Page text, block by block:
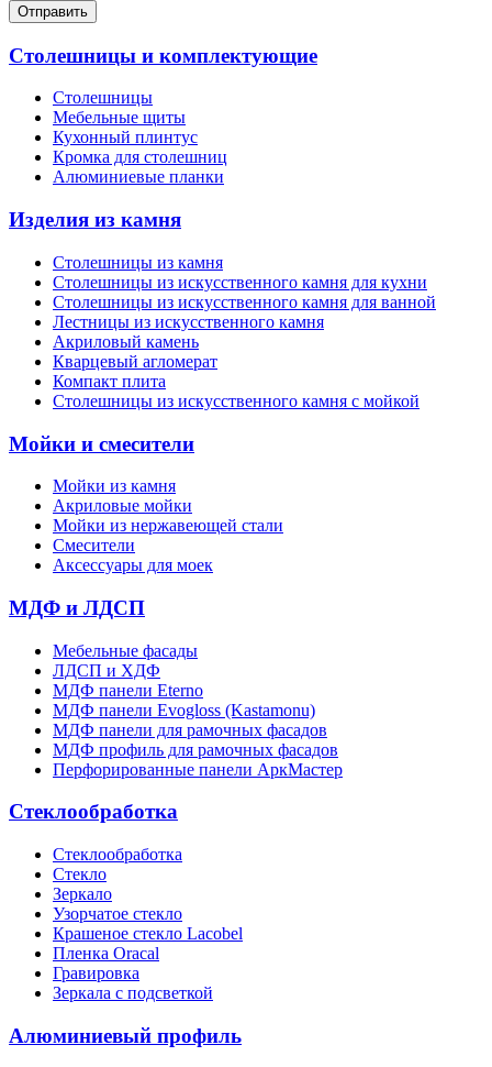
Отправить
Столешницы и комплектующие
Столешницы
Мебельные щиты
Кухонный плинтус
Кромка для столешниц
Алюминиевые планки
Изделия из камня
Столешницы из камня
Cтолешницы из искусственного камня для кухни
Cтолешницы из искусственного камня для ванной
Лестницы из искусственного камня
Акриловый камень
Кварцевый агломерат
Компакт плита
Столешницы из искусственного камня с мойкой
Мойки и смесители
Мойки из камня
Акриловые мойки
Мойки из нержавеющей стали
Смесители
Аксессуары для моек
МДФ и ЛДСП
Мебельные фасады
ЛДСП и ХДФ
МДФ панели Eterno
МДФ панели Evogloss (Kastamonu)
МДФ панели для рамочных фасадов
МДФ профиль для рамочных фасадов
Перфорированные панели АркМастер
Стеклообработка
Стеклообработка
Стекло
Зеркало
Узорчатое стекло
Крашеное стекло Lacobel
Пленка Oracal
Гравировка
Зеркала с подсветкой
Алюминиевый профиль